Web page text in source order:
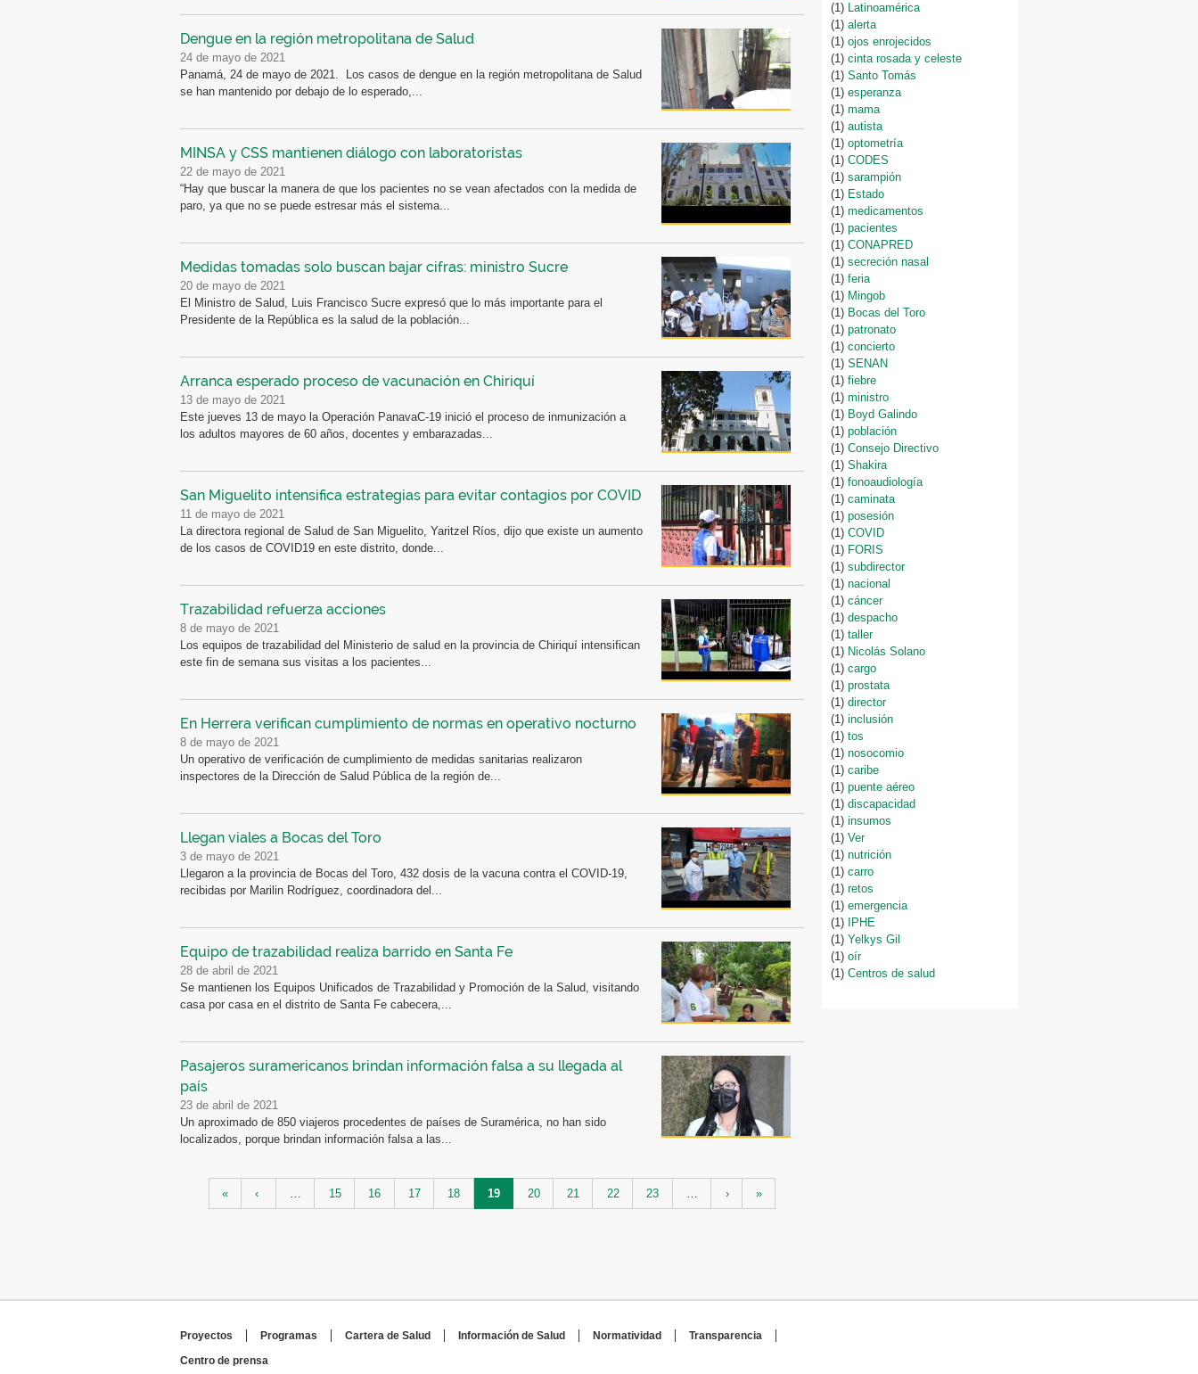
Dengue en la región metropolitana de Salud
24 de mayo de 2021
Panamá, 24 de mayo de 2021. Los casos de dengue en la región metropolitana de Salud
se han mantenido por debajo de lo esperado,...
MINSA y CSS mantienen diálogo con laboratoristas
22 de mayo de 2021
“Hay que buscar la manera de que los pacientes no se vean afectados con la medida de
paro, ya que no se puede estresar más el sistema...
Medidas tomadas solo buscan bajar cifras: ministro Sucre
20 de mayo de 2021
El Ministro de Salud, Luis Francisco Sucre expresó que lo más importante para el
Presidente de la República es la salud de la población...
Arranca esperado proceso de vacunación en Chiriquí
13 de mayo de 2021
Este jueves 13 de mayo la Operación PanavaC-19 inició el proceso de inmunización a
los adultos mayores de 60 años, docentes y embarazadas...
San Miguelito intensifica estrategias para evitar contagios por COVID
11 de mayo de 2021
La directora regional de Salud de San Miguelito, Yaritzel Ríos, dijo que existe un aumento
de los casos de COVID19 en este distrito, donde...
Trazabilidad refuerza acciones
8 de mayo de 2021
Los equipos de trazabilidad del Ministerio de salud en la provincia de Chiriquí intensifican
este fin de semana sus visitas a los pacientes...
En Herrera verifican cumplimiento de normas en operativo nocturno
8 de mayo de 2021
Un operativo de verificación de cumplimiento de medidas sanitarias realizaron
inspectores de la Dirección de Salud Pública de la región de...
Llegan viales a Bocas del Toro
3 de mayo de 2021
Llegaron a la provincia de Bocas del Toro, 432 dosis de la vacuna contra el COVID-19,
recibidas por Marilin Rodríguez, coordinadora del...
Equipo de trazabilidad realiza barrido en Santa Fe
28 de abril de 2021
Se mantienen los Equipos Unificados de Trazabilidad y Promoción de la Salud, visitando
casa por casa en el distrito de Santa Fe cabecera,...
Pasajeros suramericanos brindan información falsa a su llegada al
país
23 de abril de 2021
Un aproximado de 850 viajeros procedentes de países de Suramérica, no han sido
localizados, porque brindan información falsa a las...
Páginas
« ‹ 15 16 17 18 19 20 21 22 23 › »
(1) Latinoamérica
(1) alerta
(1) ojos enrojecidos
(1) cinta rosada y celeste
(1) Santo Tomás
(1) esperanza
(1) mama
(1) autista
(1) optometría
(1) CODES
(1) sarampión
(1) Estado
(1) medicamentos
(1) pacientes
(1) CONAPRED
(1) secreción nasal
(1) feria
(1) Mingob
(1) Bocas del Toro
(1) patronato
(1) concierto
(1) SENAN
(1) fiebre
(1) ministro
(1) Boyd Galindo
(1) población
(1) Consejo Directivo
(1) Shakira
(1) fonoaudiología
(1) caminata
(1) posesión
(1) COVID
(1) FORIS
(1) subdirector
(1) nacional
(1) cáncer
(1) despacho
(1) taller
(1) Nicolás Solano
(1) cargo
(1) prostata
(1) director
(1) inclusión
(1) tos
(1) nosocomio
(1) caribe
(1) puente aéreo
(1) discapacidad
(1) insumos
(1) Ver
(1) nutrición
(1) carro
(1) retos
(1) emergencia
(1) IPHE
(1) Yelkys Gil
(1) oír
(1) Centros de salud
Proyectos Programas Cartera de Salud Información de Salud Normatividad
Transparencia
Centro de prensa